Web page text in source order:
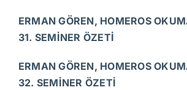
ERMAN GÖREN, HOMEROS
31. SEMİNER ÖZETİ
ERMAN GÖREN, HOMEROS
32. SEMİNER ÖZETİ